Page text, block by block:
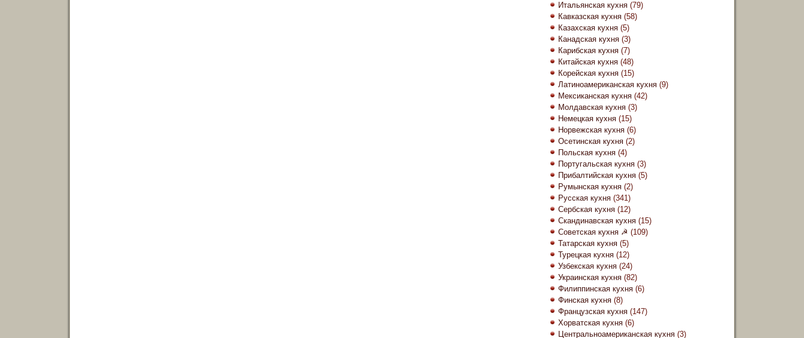
Итальянская кухня (79)
Кавказская кухня (58)
Казахская кухня (5)
Канадская кухня (3)
Карибская кухня (7)
Китайская кухня (48)
Корейская кухня (15)
Латиноамериканская кухня (9)
Мексиканская кухня (42)
Молдавская кухня (3)
Немецкая кухня (15)
Норвежская кухня (6)
Осетинская кухня (2)
Польская кухня (4)
Португальская кухня (3)
Прибалтийская кухня (5)
Румынская кухня (2)
Русская кухня (341)
Сербская кухня (12)
Скандинавская кухня (15)
Советская кухня ☭ (109)
Татарская кухня (5)
Турецкая кухня (12)
Узбекская кухня (24)
Украинская кухня (82)
Филиппинская кухня (6)
Финская кухня (8)
Французская кухня (147)
Хорватская кухня (6)
Центральноамериканская кухня (3)